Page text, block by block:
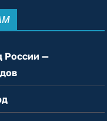
России —